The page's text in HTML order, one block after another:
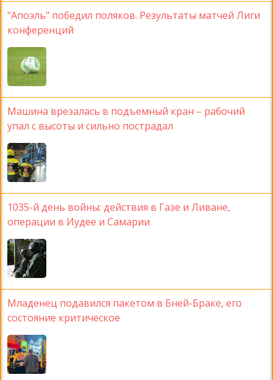
"Апоэль" победил поляков. Результаты матчей Лиги
конференций
Машина врезалась в подъемный кран – рабочий
упал с высоты и сильно пострадал
1035-й день войны: действия в Газе и Ливане,
операции в Иудее и Самарии
Младенец подавился пакетом в Бней-Браке, его
состояние критическое